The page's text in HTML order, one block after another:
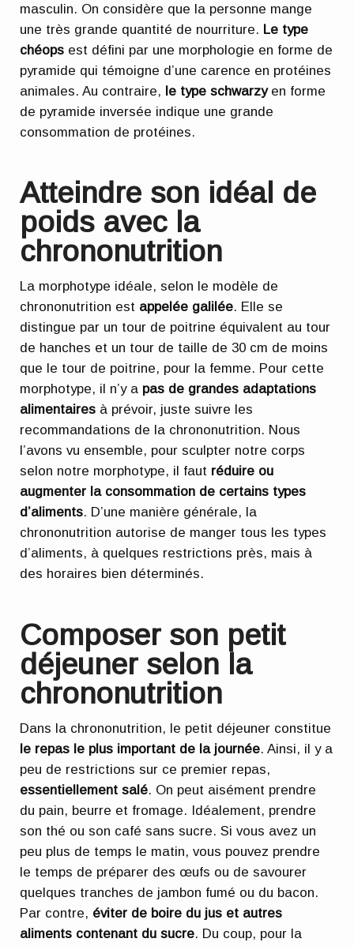
masculin. On considère que la personne mange
une très grande quantité de nourriture. Le type
chéops est défini par une morphologie en forme de
pyramide qui témoigne d’une carence en protéines
animales. Au contraire, le type schwarzyen forme
de pyramide inversée indique une grande
consommation de protéines.
Atteindre son idéal de
poids avec la
chrononutrition
La morphotype idéale, selon le modèle de
chrononutrition est appelée galilée. Elle se
distingue par un tour de poitrine équivalent au tour
de hanches et un tour de taille de 30 cm de moins
que le tour de poitrine, pour la femme. Pour cette
morphotype, il n’y a pas de grandes adaptations
alimentaires à prévoir, juste suivre les
recommandations de la chrononutrition. Nous
l’avons vu ensemble, pour sculpter notre corps
selon notre morphotype, il faut réduire ou
augmenter la consommation de certains types
d’aliments. D’une manière générale, la
chrononutrition autorise de manger tous les types
d’aliments, à quelques restrictions près, mais à
des horaires bien déterminés.
Composer son petit
déjeuner selon la
chrononutrition
Dans la chrononutrition, le petit déjeuner constitue
le repas le plus important de la journée. Ainsi, il y a
peu de restrictions sur ce premier repas,
essentiellement salé. On peut aisément prendre
du pain, beurre et fromage. Idéalement, prendre
son thé ou son café sans sucre. Si vous avez un
peu plus de temps le matin, vous pouvez prendre
le temps de préparer des œufs ou de savourer
quelques tranches de jambon fumé ou du bacon.
Par contre, éviter de boire du jus et autres
aliments contenant du sucre. Du coup, pour la